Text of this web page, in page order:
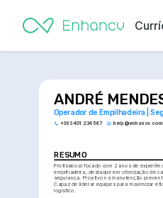
ANDRÉ
Operador de Empilhadeira |
+393 401 234 567 help@enhancv.com
RESUMO
Profissional focado com 2 anos de
empilhadeira, destaque em otimização de
segurança. Proativo na manutenção
Capaz de liderar equipes para maximizar
logístico.